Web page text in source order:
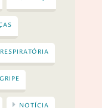
GRIPE
NOTÍCIA